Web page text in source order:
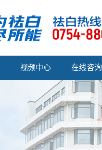
视频中心 在线咨询